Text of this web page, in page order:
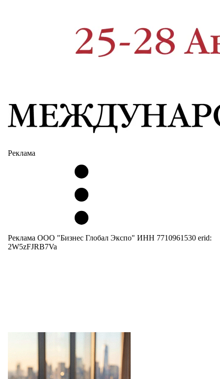
Реклама
Реклама ООО "Бизнес Глобал Экспо" ИНН 7710961530 erid:
2W5zFJRB7Va